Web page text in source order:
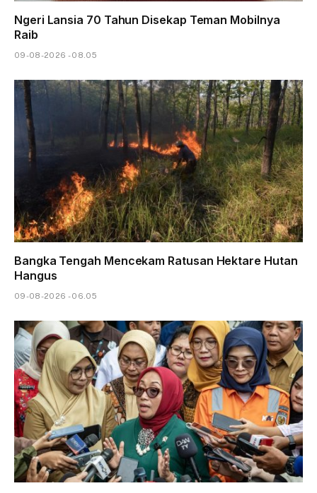
Ngeri Lansia 70 Tahun Disekap Teman Mobilnya
Raib
09-08-2026 - 08.05
Bangka Tengah Mencekam Ratusan Hektare Hutan
Hangus
09-08-2026 - 06.05